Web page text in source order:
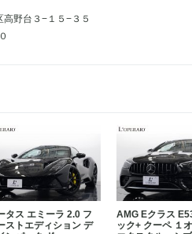
野台３−１５−３５
タス エミーラ 2.0 フ
ストエディション デ
AMG Eクラス
ック+ クーペ １